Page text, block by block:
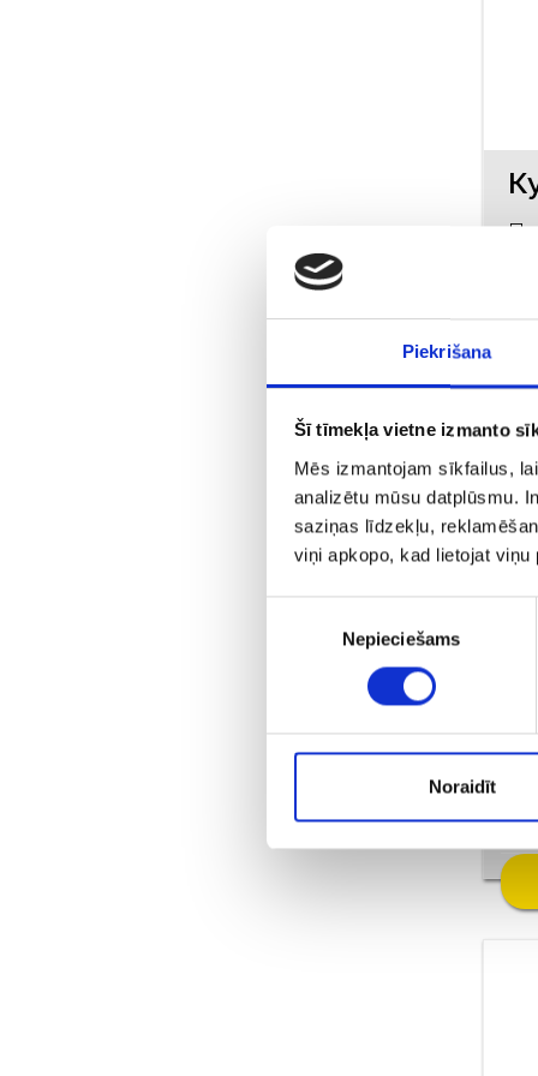
Piekrišana
Šī tīmekļa vietne izmanto
Mēs izmantojam sīkfailus,
analizētu mūsu datplūsmu.
saziņas līdzekļu,
viņi apkopo, kad lietojat viņu
Nepieciešams
Noraidīt